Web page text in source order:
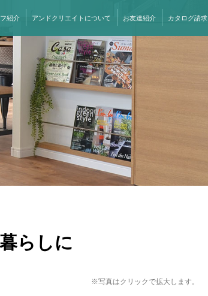
紹介 アンドクリエイトについて お友達紹介 カタログ請求
らしに
※写真はクリックで拡大します。